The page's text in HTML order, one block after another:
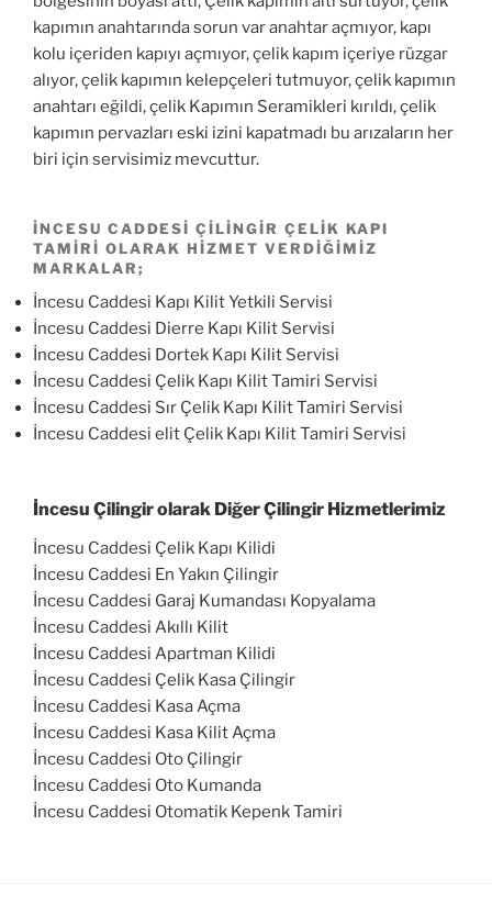
kapımın anahtarında sorun var anahtar açmıyor, kapı
kolu içeriden kapıyı açmıyor, çelik kapım içeriye rüzgar
alıyor, çelik kapımın kelepçeleri tutmuyor, çelik kapımın
anahtarı eğildi, çelik Kapımın Seramikleri kırıldı, çelik
kapımın pervazları eski izini kapatmadı bu arızaların her
biri için servisimiz mevcuttur.
İNCESU CADDESI ÇILINGIR ÇELIK KAPI
TAMIRI OLARAK HIZMET VERDIĞIMIZ
MARKALAR;
İncesu Caddesi Kapı Kilit Yetkili Servisi
İncesu Caddesi Dierre Kapı Kilit Servisi
İncesu Caddesi Dortek Kapı Kilit Servisi
İncesu Caddesi Çelik Kapı Kilit Tamiri Servisi
İncesu Caddesi Sır Çelik Kapı Kilit Tamiri Servisi
İncesu Caddesi elit Çelik Kapı Kilit Tamiri Servisi
İncesu Çilingir olarak Diğer Çilingir Hizmetlerimiz
İncesu Caddesi Çelik Kapı Kilidi
İncesu Caddesi En Yakın Çilingir
İncesu Caddesi Garaj Kumandası Kopyalama
İncesu Caddesi Akıllı Kilit
İncesu Caddesi Apartman Kilidi
İncesu Caddesi Çelik Kasa Çilingir
İncesu Caddesi Kasa Açma
İncesu Caddesi Kasa Kilit Açma
İncesu Caddesi Oto Çilingir
İncesu Caddesi Oto Kumanda
İncesu Caddesi Otomatik Kepenk Tamiri